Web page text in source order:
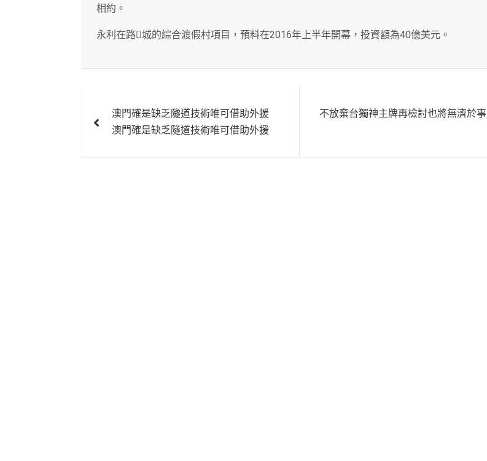
相約。
永利在路城的綜合渡假村項目，預料在2016年上半年開幕，投資額為40億美元。
章
澳門確是缺乏隧道技術唯可借助外援
澳門確是缺乏隧道技術唯可借助外援
不放棄台獨神主牌再檢討也將無濟於事